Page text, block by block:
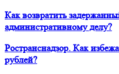
Как возвратить
административному делу?
Ространснадзор. Как
рублей?